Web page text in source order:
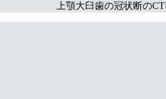
上顎大臼歯の冠状断のCT